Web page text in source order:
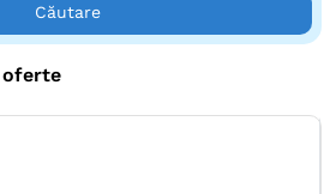
Căutare
oferte